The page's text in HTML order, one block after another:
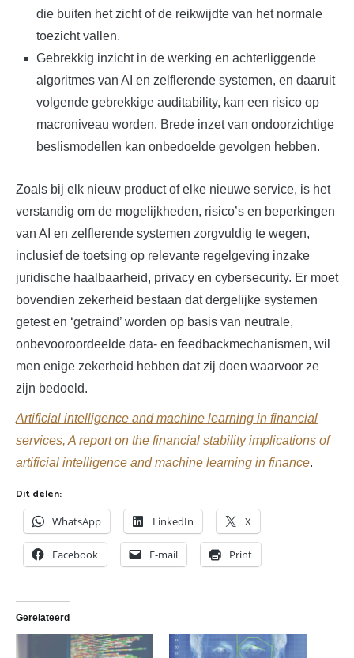
die buiten het zicht of de reikwijdte van het normale
toezicht vallen.
Gebrekkig inzicht in de werking en achterliggende
algoritmes van AI en zelflerende systemen, en daaruit
volgende gebrekkige auditability, kan een risico op
macroniveau worden. Brede inzet van ondoorzichtige
beslismodellen kan onbedoelde gevolgen hebben.
Zoals bij elk nieuw product of elke nieuwe service, is het
verstandig om de mogelijkheden, risico’s en beperkingen
van AI en zelflerende systemen zorgvuldig te wegen,
inclusief de toetsing op relevante regelgeving inzake
juridische haalbaarheid, privacy en cybersecurity. Er moet
bovendien zekerheid bestaan dat dergelijke systemen
getest en ‘getraind’ worden op basis van neutrale,
onbevooroordeelde data- en feedbackmechanismen, wil
men enige zekerheid hebben dat zij doen waarvoor ze
zijn bedoeld.
Artificial intelligence and machine learning in financial
services, A report on the financial stability implications of
artificial intelligence and machine learning in finance.
Dit delen:
WhatsApp LinkedIn X
Facebook E-mail Print
Gerelateerd